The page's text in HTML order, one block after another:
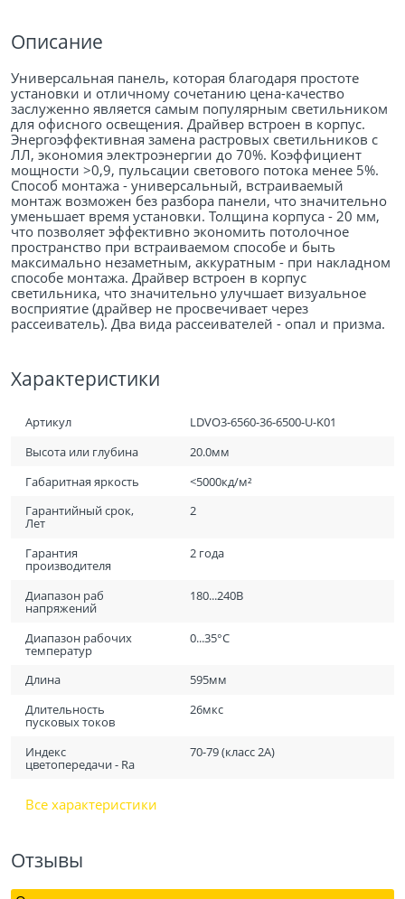
Описание
Универсальная панель, которая благодаря простоте
установки и отличному сочетанию цена-качество
заслуженно является самым популярным светильником
для офисного освещения. Драйвер встроен в корпус.
Энергоэффективная замена растровых светильников с
ЛЛ, экономия электроэнергии до 70%. Коэффициент
мощности >0,9, пульсации светового потока менее 5%.
Способ монтажа - универсальный, встраиваемый
монтаж возможен без разбора панели, что значительно
уменьшает время установки. Толщина корпуса - 20 мм,
что позволяет эффективно экономить потолочное
пространство при встраиваемом способе и быть
максимально незаметным, аккуратным - при накладном
способе монтажа. Драйвер встроен в корпус
светильника, что значительно улучшает визуальное
восприятие (драйвер не просвечивает через
рассеиватель). Два вида рассеивателей - опал и призма.
Характеристики
Артикул
LDVO3-6560-36-6500-U-K01
Высота или глубина
20.0мм
Габаритная яркость
<5000кд/м²
Гарантийный срок,
Лет
2
Гарантия
производителя
2 года
Диапазон раб
напряжений
180...240В
Диапазон рабочих
температур
0...35°C
Длина
595мм
Длительность
пусковых токов
26мкс
Индекс
цветопередачи - Ra
70-79 (класс 2A)
Все характеристики
Отзывы